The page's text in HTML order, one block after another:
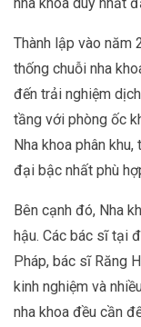
Thành lập vào năm
thống chuỗi nha
đến trải nghiệm
tầng với phòng ốc
Nha khoa phân
đại bậc nhất phù
Bên cạnh đó, Nha
hậu. Các bác sĩ tại
Pháp, bác sĩ Răng
kinh nghiệm và
nha khoa đều cần